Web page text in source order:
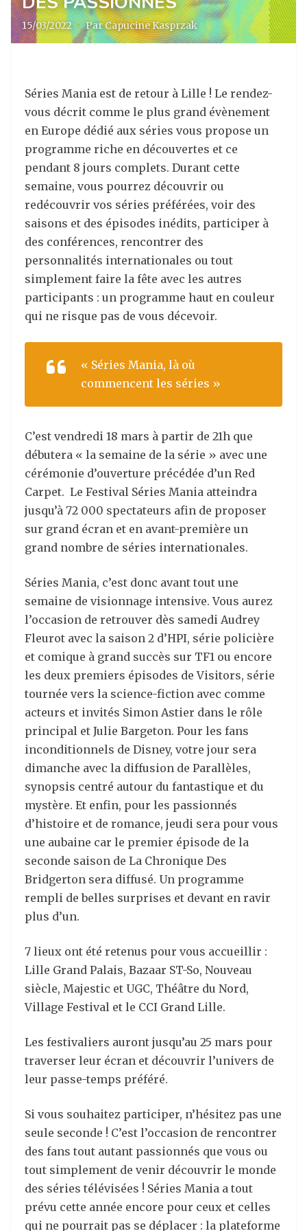
15/03/2022 · Par Capucine Kasprzak
Séries Mania est de retour à Lille ! Le rendez-
vous décrit comme le plus grand évènement
en Europe dédié aux séries vous propose un
programme riche en découvertes et ce
pendant 8 jours complets. Durant cette
semaine, vous pourrez découvrir ou
redécouvrir vos séries préférées, voir des
saisons et des épisodes inédits, participer à
des conférences, rencontrer des
personnalités internationales ou tout
simplement faire la fête avec les autres
participants : un programme haut en couleur
qui ne risque pas de vous décevoir.
« Séries Mania, là où
commencent les séries »
C’est vendredi 18 mars à partir de 21h que
débutera « la semaine de la série » avec une
cérémonie d’ouverture précédée d’un Red
Carpet. Le Festival Séries Mania atteindra
jusqu’à 72 000 spectateurs afin de proposer
sur grand écran et en avant-première un
grand nombre de séries internationales.
Séries Mania, c’est donc avant tout une
semaine de visionnage intensive. Vous aurez
l’occasion de retrouver dès samedi Audrey
Fleurot avec la saison 2 d’HPI, série policière
et comique à grand succès sur TF1 ou encore
les deux premiers épisodes de Visitors, série
tournée vers la science-fiction avec comme
acteurs et invités Simon Astier dans le rôle
principal et Julie Bargeton. Pour les fans
inconditionnels de Disney, votre jour sera
dimanche avec la diffusion de Parallèles,
synopsis centré autour du fantastique et du
mystère. Et enfin, pour les passionnés
d’histoire et de romance, jeudi sera pour vous
une aubaine car le premier épisode de la
seconde saison de La Chronique Des
Bridgerton sera diffusé. Un programme
rempli de belles surprises et devant en ravir
plus d’un.
7 lieux ont été retenus pour vous accueillir :
Lille Grand Palais, Bazaar ST-So, Nouveau
siècle, Majestic et UGC, Théâtre du Nord,
Village Festival et le CCI Grand Lille.
Les festivaliers auront jusqu’au 25 mars pour
traverser leur écran et découvrir l’univers de
leur passe-temps préféré.
Si vous souhaitez participer, n’hésitez pas une
seule seconde ! C’est l’occasion de rencontrer
des fans tout autant passionnés que vous ou
tout simplement de venir découvrir le monde
des séries télévisées ! Séries Mania a tout
prévu cette année encore pour ceux et celles
qui ne pourrait pas se déplacer : la plateforme